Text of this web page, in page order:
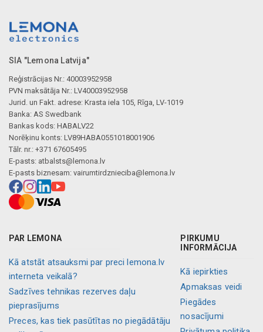
SIA "Lemona Latvija"
Reģistrācijas Nr.: 40003952958
PVN maksātāja Nr.: LV40003952958
Jurid. un Fakt. adrese: Krasta iela 105, Rīga, LV-1019
Banka: AS Swedbank
Bankas kods: HABALV22
Norēķinu konts: LV89HABA0551018001906
Tālr. nr.: +371 67605495
E-pasts: atbalsts@lemona.lv
E-pasts biznesam: vairumtirdznieciba@lemona.lv
PAR LEMONA
Kā atstāt atsauksmi par preci lemona.lv
interneta veikalā?
Sadzīves tehnikas rezerves daļu
pieprasījums
Preces, kas tiek pasūtītas no piegādātāju
PIRKUMU
INFORMĀCIJA
Kā iepirkties
Apmaksas veidi
Piegādes
nosacījumi